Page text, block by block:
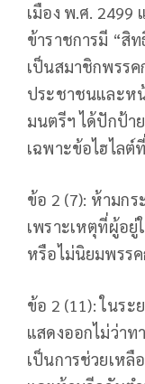
เมือง พ.ศ. 2499
ข้าราชการมี “สิ
เป็นสมาชิกพรรค
ประชาชนและห
มนตรีฯ ได้ปักป้า
เฉพาะข้อไฮไล
ข้อ 2 (7): ห้ามก
เพราะเหตุที่ผู้อ
หรือไม่นิยมพรรค
ข้อ 2 (11): ในระ
แสดงออกไม่ว่าท
เป็นการช่วยเหลื